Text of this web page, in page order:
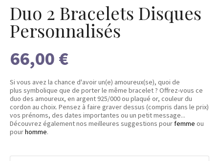
Duo 2 Bracelets Disques
Personnalisés
66,00 €
Si vous avez la chance d'avoir un(e) amoureux(se), quoi de
plus symbolique que de porter le même bracelet ? Offrez-vous ce
duo des amoureux, en argent 925/000 ou plaqué or, couleur du
cordon au choix. Pensez à faire graver dessus (compris dans le prix)
vos prénoms, des dates importantes ou un petit message...
Découvrez également nos meilleures suggestions pourfemme ou
pourhomme.